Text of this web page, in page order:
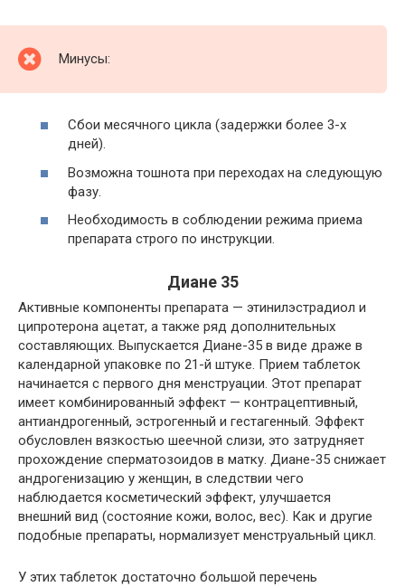
Минусы:
Сбои месячного цикла (задержки более 3-х
дней).
Возможна тошнота при переходах на следующую
фазу.
Необходимость в соблюдении режима приема
препарата строго по инструкции.
Диане 35
Активные компоненты препарата — этинилэстрадиол и
ципротерона ацетат, а также ряд дополнительных
составляющих. Выпускается Диане-35 в виде драже в
календарной упаковке по 21-й штуке. Прием таблеток
начинается с первого дня менструации. Этот препарат
имеет комбинированный эффект — контрацептивный,
антиандрогенный, эстрогенный и гестагенный. Эффект
обусловлен вязкостью шеечной слизи, это затрудняет
прохождение сперматозоидов в матку. Диане-35 снижает
андрогенизацию у женщин, в следствии чего
наблюдается косметический эффект, улучшается
внешний вид (состояние кожи, волос, вес). Как и другие
подобные препараты, нормализует менструальный цикл.
У этих таблеток достаточно большой перечень